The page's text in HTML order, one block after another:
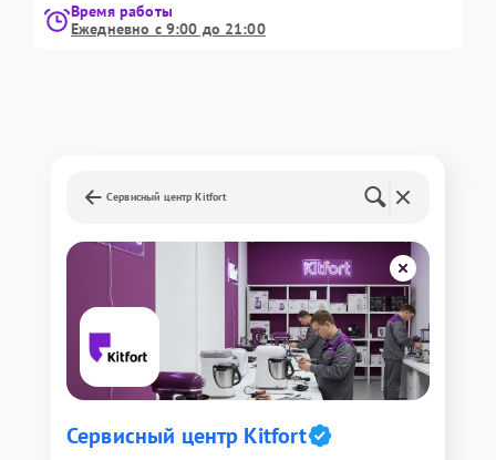
Время работы
Ежедневно с 9:00 до 21:00
Сервисный центр Kitfort
Сервисный центр Kitfort